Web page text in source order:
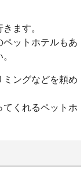
ます。
ットホテルもあ
ングなどを頼め
てくれるペットホ